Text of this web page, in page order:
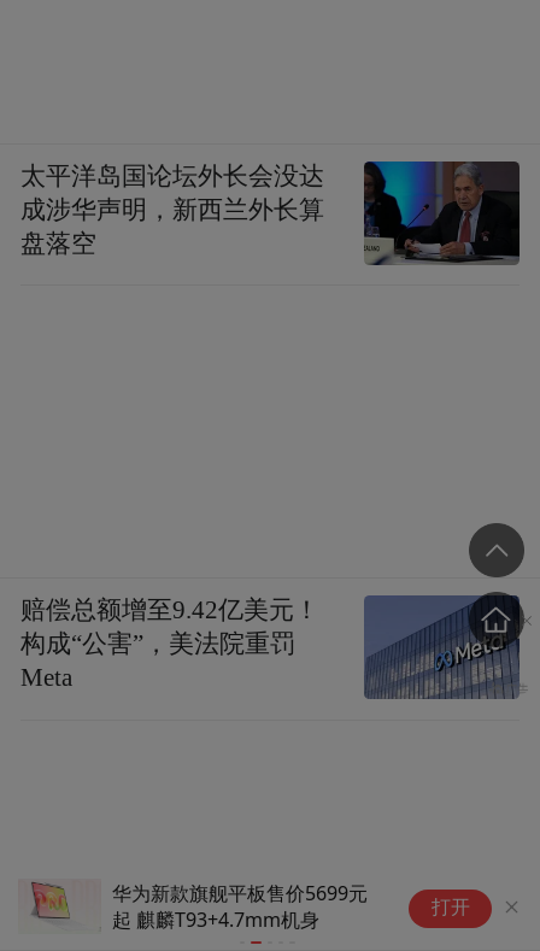
华为新款旗舰平板售价5699元
起 麒麟T93+4.7mm机身
“
打开
太平洋岛国论坛外长会没达
成涉华声明，新西兰外长算
盘落空
赔偿总额增至9.42亿美元！
构成“公害”，美法院重罚
Meta